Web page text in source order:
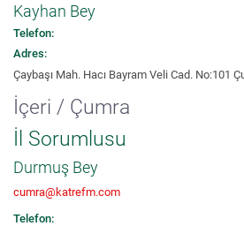
Kayhan Bey
Telefon:
Adres:
Çaybaşı Mah. Hacı Bayram Veli Cad. No:101
İçeri / Çumra
İl Sorumlusu
Durmuş Bey
cumra@katrefm.com
Telefon: